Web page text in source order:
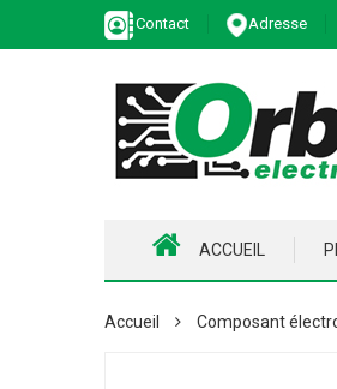
Contact Adresse
ACCUEIL
Accueil Composant